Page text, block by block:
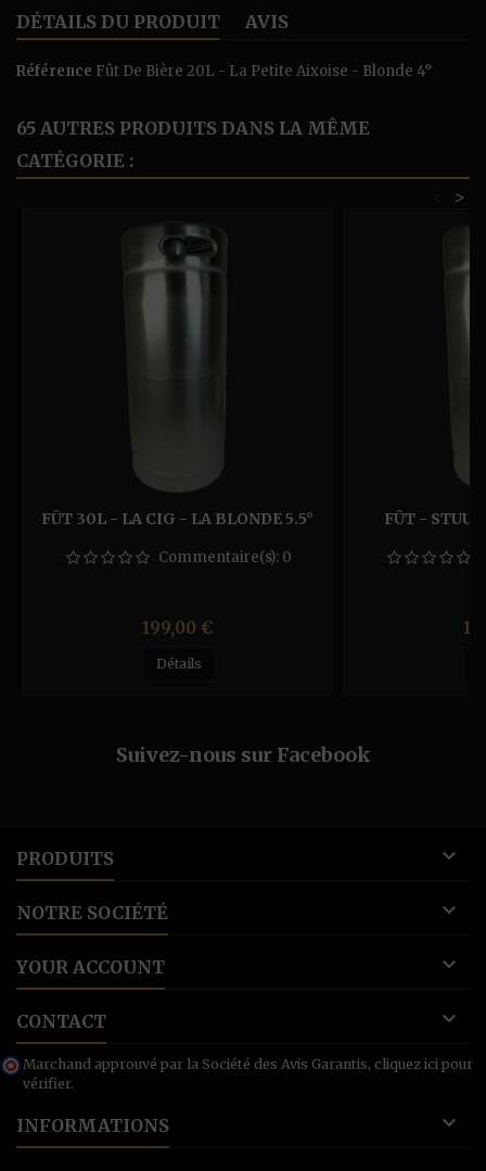
DÉTAILS DU PRODUIT AVIS
Référence Fût De Bière 20L - La Petite Aixoise - Blonde 4°
65 AUTRES PRODUITS DANS LA MÊME
CATÉGORIE :
>
FÛT 30L - LA CIG - LA BLONDE 5.5°
Commentaire(s): 0
Prix
199,00 €
Détails
FÛT -
Suivez-nous sur Facebook
PRODUITS 
NOTRE SOCIÉTÉ 
YOUR ACCOUNT 
CONTACT 
Marchand approuvé par la Société des Avis Garantis, cliquez ici pour
vérifier.
INFORMATIONS 